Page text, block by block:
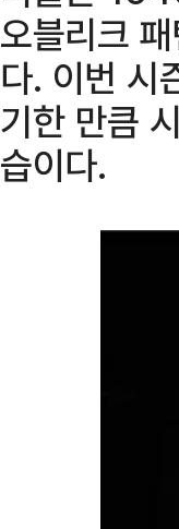
오블리크
다. 이번 시
기한 만큼
습이다.